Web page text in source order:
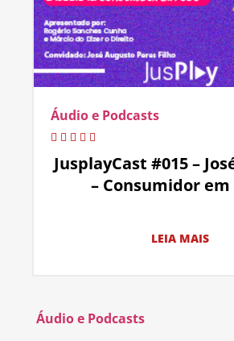
Áudio e Podcasts
JusplayCast #015 –
– Consumidor em
LEIA MAIS
Áudio e Podcasts